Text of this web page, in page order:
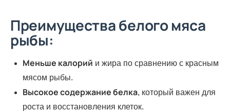
Преимущества белого мяса
рыбы:
Меньше калорий и жира по сравнению с красным
мясом рыбы.
Высокое содержание белка, который важен для
роста и восстановления клеток.